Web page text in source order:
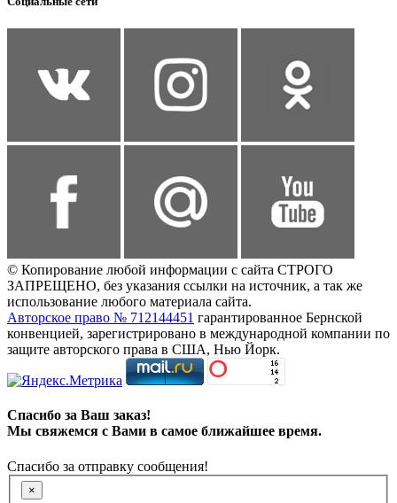
© Копирование любой информации с сайта СТРОГО
ЗАПРЕЩЕНО, без указания ссылки на источник, а так же
использование любого материала сайта.
Авторское право № 712144451 гарантированное Бернской
конвенцией, зарегистрировано в международной компании по
защите авторского права в США, Нью Йорк.
Спасибо за Ваш заказ!
Мы свяжемся с Вами в самое ближайшее время.
Спасибо за отправку сообщения!
×